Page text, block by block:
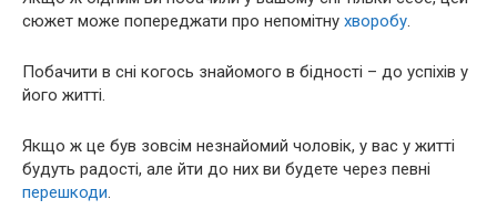
сюжет може попереджати про непомітну хворобу.
Побачити в сні когось знайомого в бідності – до успіхів у
його житті.
Якщо ж це був зовсім незнайомий чоловік, у вас у житті
будуть радості, але йти до них ви будете через певні
перешкоди.